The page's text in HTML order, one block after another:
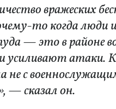
вражеских
то когда люди
— это в районе
усиливают атаки.
не с
— сказал он.